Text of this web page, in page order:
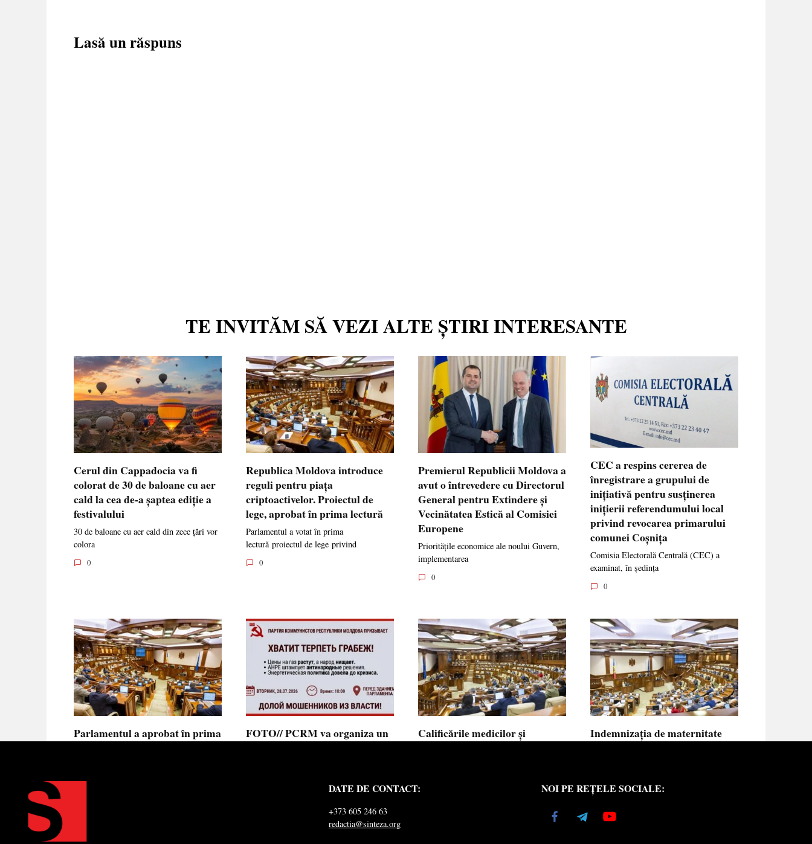
Lasă un răspuns
TE INVITĂM SĂ VEZI ALTE ȘTIRI INTERESANTE
Cerul din Cappadocia va fi
colorat de 30 de baloane cu aer
cald la cea de-a șaptea ediție a
festivalului
30 de baloane cu aer cald din zece țări vor
colora
0
Republica Moldova introduce
reguli pentru piața
criptoactivelor. Proiectul de
lege, aprobat în prima lectură
Parlamentul a votat în prima
lectură proiectul de lege privind
0
Premierul Republicii Moldova a
avut o întrevedere cu Directorul
General pentru Extindere și
Vecinătatea Estică al Comisiei
Europene
Prioritățile economice ale noului Guvern,
implementarea
0
CEC a respins cererea de
înregistrare a grupului de
inițiativă pentru susținerea
inițierii referendumului local
privind revocarea primarului
comunei Coșnița
Comisia Electorală Centrală (CEC) a
examinat, în ședința
0
Parlamentul a aprobat în prima
FOTO// PCRM va organiza un
Partidul Comuniștilor din Republica
Calificările medicilor și
Calificările profesionale obținute de medici
Indemnizația de maternitate
copilului
Indemnizația de maternitate pentru femeile
necăsătorite
DATE DE CONTACT:
+373 605 246 63
redactia@sinteza.org
NOI PE REȚELE SOCIALE: